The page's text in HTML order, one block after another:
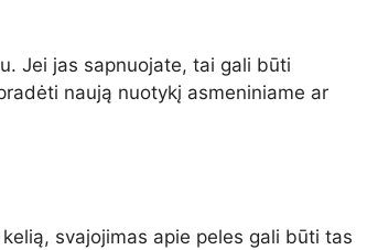
Jei jas sapnuojate, tai gali būti
naują nuotykį asmeniniame ar
svajojimas apie peles gali būti tas